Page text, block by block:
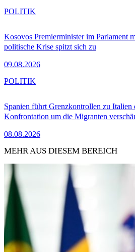
Kosovos Premierminister im Parlament
politische Krise spitzt sich zu
09.08.2026
POLITIK
Spanien führt Grenzkontrollen zu Italien
Konfrontation um die Migranten
08.08.2026
POLITIK
MEHR AUS DIESEM BEREICH